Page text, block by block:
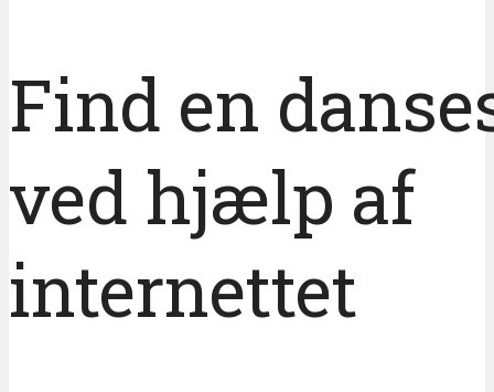
Find en
ved hjælp af
internettet